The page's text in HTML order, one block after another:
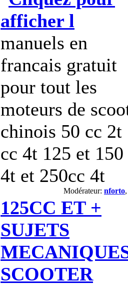
manuels en
francais gratuit
pour tout les
moteurs de
chinois 50 cc 2t
cc 4t 125 et 150
4t et 250cc 4t
Modérateur: nforto
125CC ET +
SUJETS
SCOOTER